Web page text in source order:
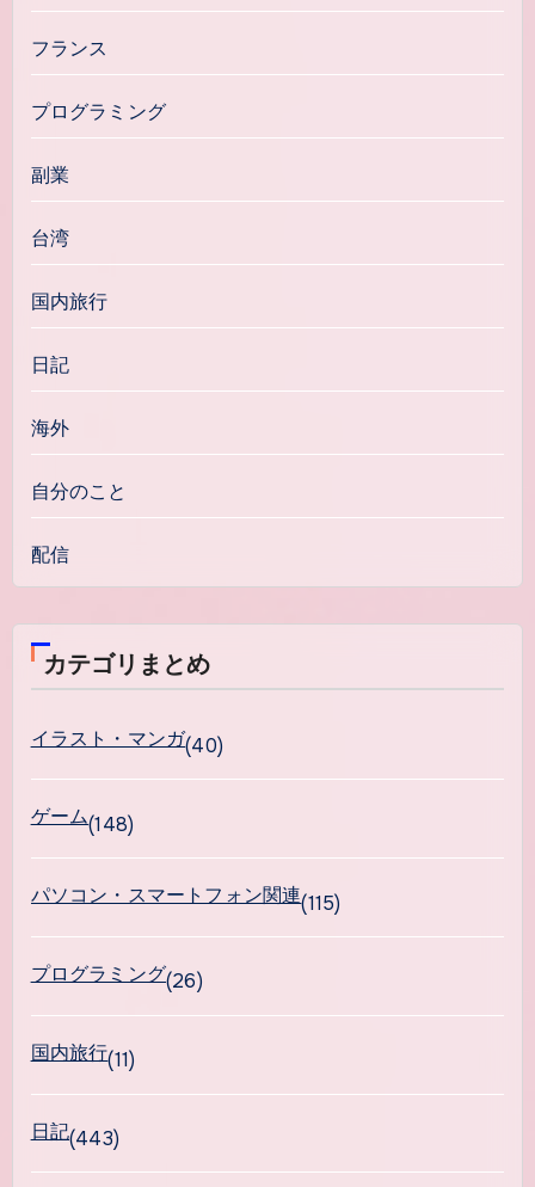
フランス
プログラミング
副業
台湾
国内旅行
日記
海外
自分のこと
配信
カテゴリまとめ
イラスト・マンガ(40)
ゲーム(148)
パソコン・スマートフォン関連(115)
プログラミング(26)
国内旅行(11)
日記(443)